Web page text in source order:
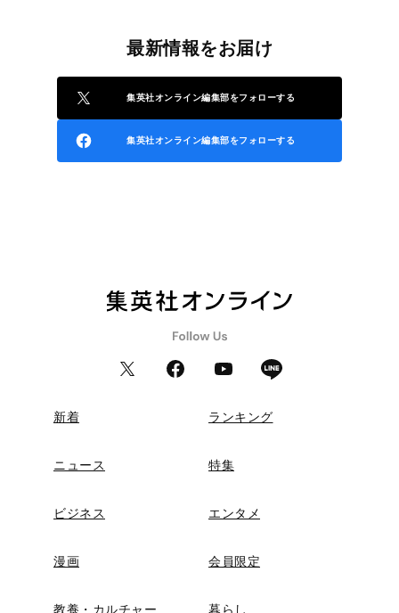
最新情報をお届け
集英社オンライン編集部をフォローする
集英社オンライン編集部をフォローする
新着 ランキング
ニュース 特集
ビジネス エンタメ
漫画 会員限定
教養・カルチャー 暮らし